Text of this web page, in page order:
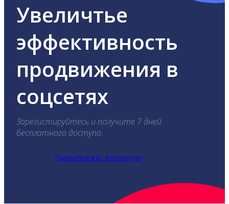
Увеличтье
эффективность
продвижения в
соцсетях
Зарегистируйтесь и получите 7 дней
бесплатного доступа.
Попробовать бесплатно